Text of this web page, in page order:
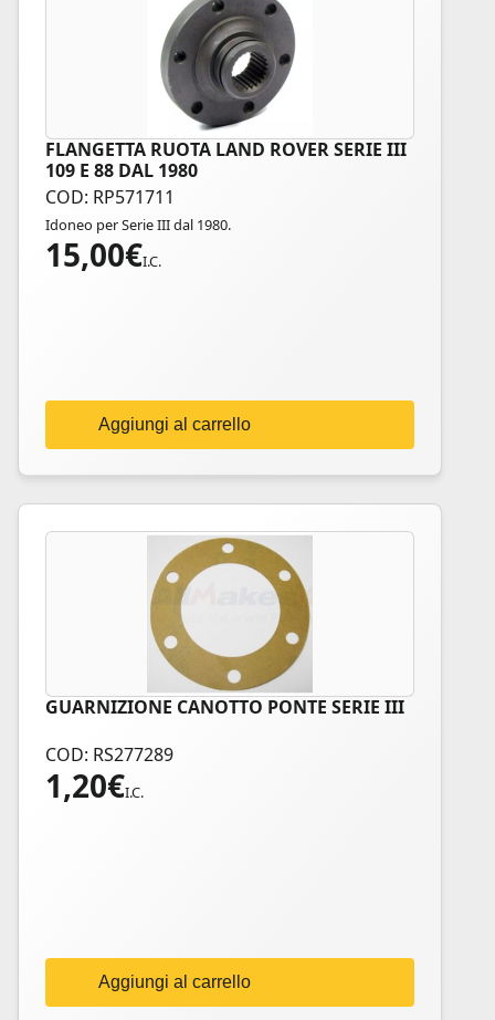
FLANGETTA RUOTA LAND ROVER SERIE III
109 E 88 DAL 1980
COD: RP571711
Idoneo per Serie III dal 1980.
15,00€I.C.
Aggiungi al carrello
GUARNIZIONE CANOTTO PONTE SERIE III
COD: RS277289
1,20€I.C.
Aggiungi al carrello